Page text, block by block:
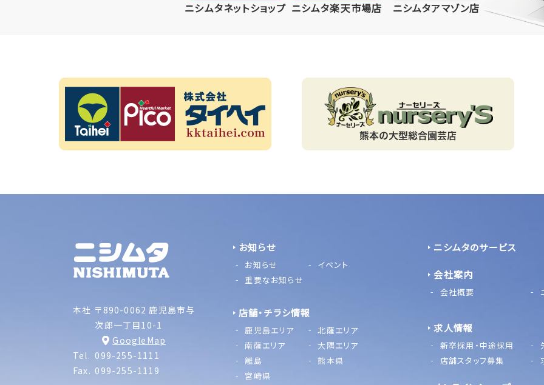
ニシムタネットショップ ニシムタ楽天市場店 ニシムタアマゾン店
本社 〒890-0062 鹿児島市与
次郎一丁目10-1
GoogleMap
Tel. 099-255-1111
Fax. 099-255-1119
お知らせ
お知らせ
イベント
重要なお知らせ
店舗・チラシ情報
鹿児島エリア
北薩エリア
南薩エリア
大隅エリア
離島
熊本県
宮崎県
ニシムタのサービス
会社案内
会社概要
求人情報
新卒採用・中途採用
店舗スタッフ募集